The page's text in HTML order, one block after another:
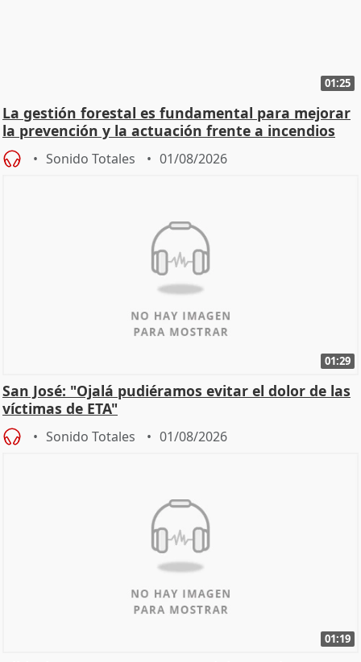
01:25
La gestión forestal es fundamental para mejorar
la prevención y la actuación frente a incendios
Sonido Totales 01/08/2026
01:29
San José: "Ojalá pudiéramos evitar el dolor de las
víctimas de ETA"
Sonido Totales 01/08/2026
01:19